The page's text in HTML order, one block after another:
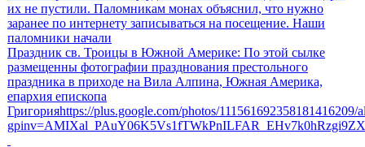
их не пустили. Паломникам монах объяснил, что нужно
заранее по интернету записываться на посещение. Наши
паломники начали
Праздник св. Троицы в Южной Америке: По этой сылке
размещенны фотографии празднования престольного
праздника в приходе на Вила Алпина, Южная Америка,
епархия епископа
Григорияhttps://plus.google.com/photos/111561692358181416209/